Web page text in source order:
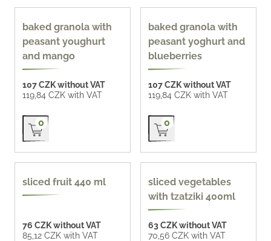
400 ml
baked granola with
peasant youghurt
and mango
107 CZK without VAT
119,84 CZK with VAT
Přidat do košíku
0
400 ml
baked granola with
peasant yoghurt and
blueberries
107 CZK without VAT
119,84 CZK with VAT
Přidat do košíku
0
440 ml
sliced fruit 440 ml
76 CZK without VAT
85,12 CZK with VAT
400 ml
sliced vegetables
with tzatziki 400ml
63 CZK without VAT
70,56 CZK with VAT